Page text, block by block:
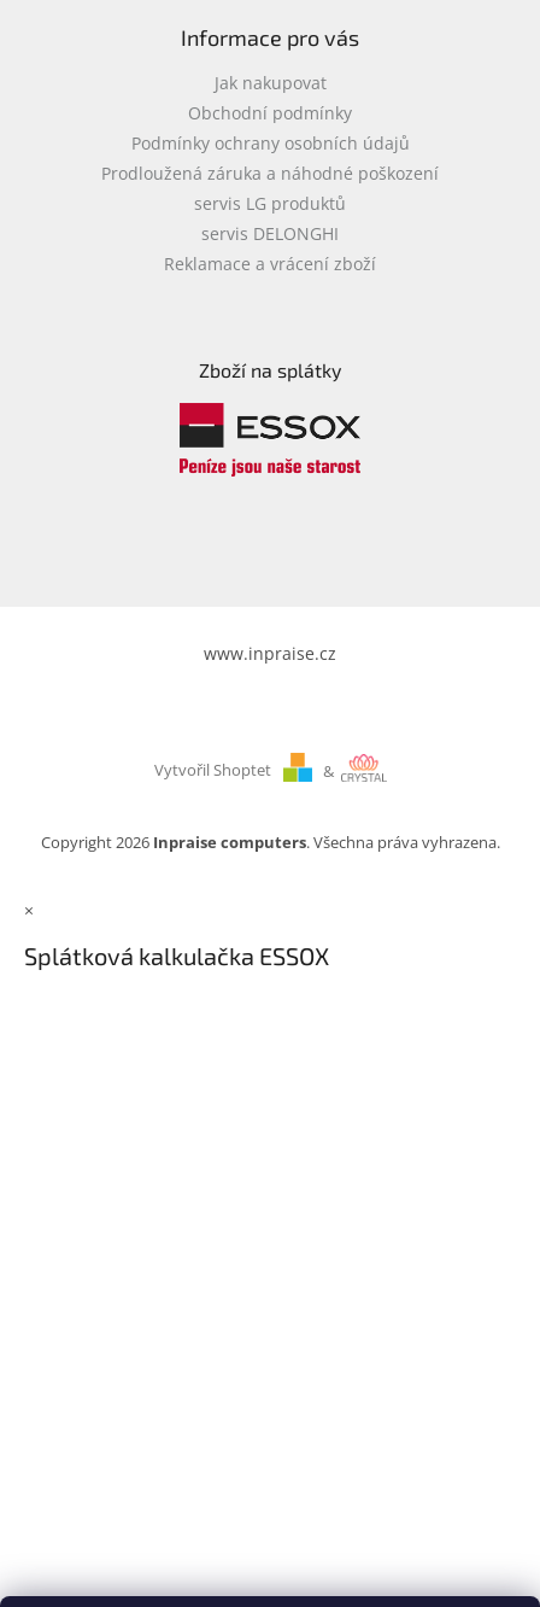
Informace pro vás
Jak nakupovat
Obchodní podmínky
Podmínky ochrany osobních údajů
Prodloužená záruka a náhodné poškození
servis LG produktů
servis DELONGHI
Reklamace a vrácení zboží
Zboží na splátky
www.inpraise.cz
Vytvořil Shoptet &
Copyright 2026 Inpraise computers. Všechna práva vyhrazena.
×
Splátková kalkulačka ESSOX